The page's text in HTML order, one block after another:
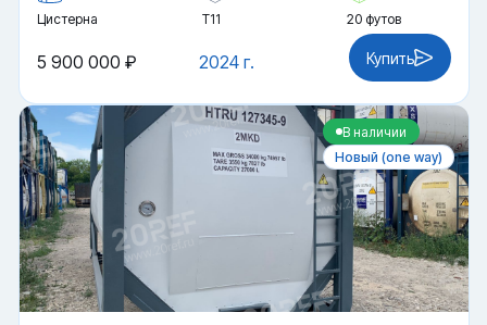
Цистерна Т11 20 футов
2024 г.
5 900 000 ₽ Купить
В наличии
Новый (one way)